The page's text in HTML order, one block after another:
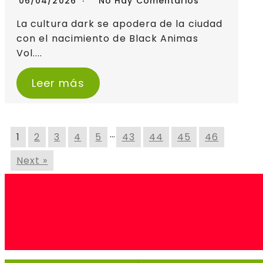
La cultura dark se apodera de la ciudad
con el nacimiento de Black Animas
Vol....
Leer más
1 2 3 4 5 … 43 44 45
46
Next »